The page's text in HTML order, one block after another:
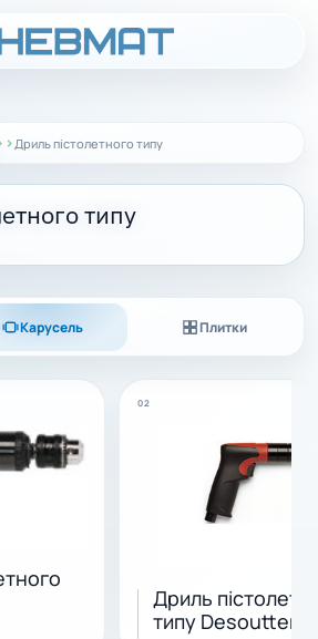
› Дриль пістолетного типу
типу
Карусель Плитки
02
Дриль
типу Desoutter